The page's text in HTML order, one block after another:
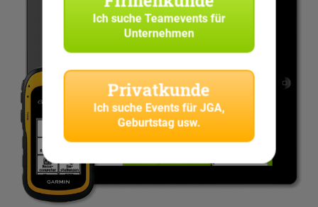
Ich sucheTeamevents für
Unternehmen
Privatkunde
Ich suche Events für JGA,
Geburtstag usw.